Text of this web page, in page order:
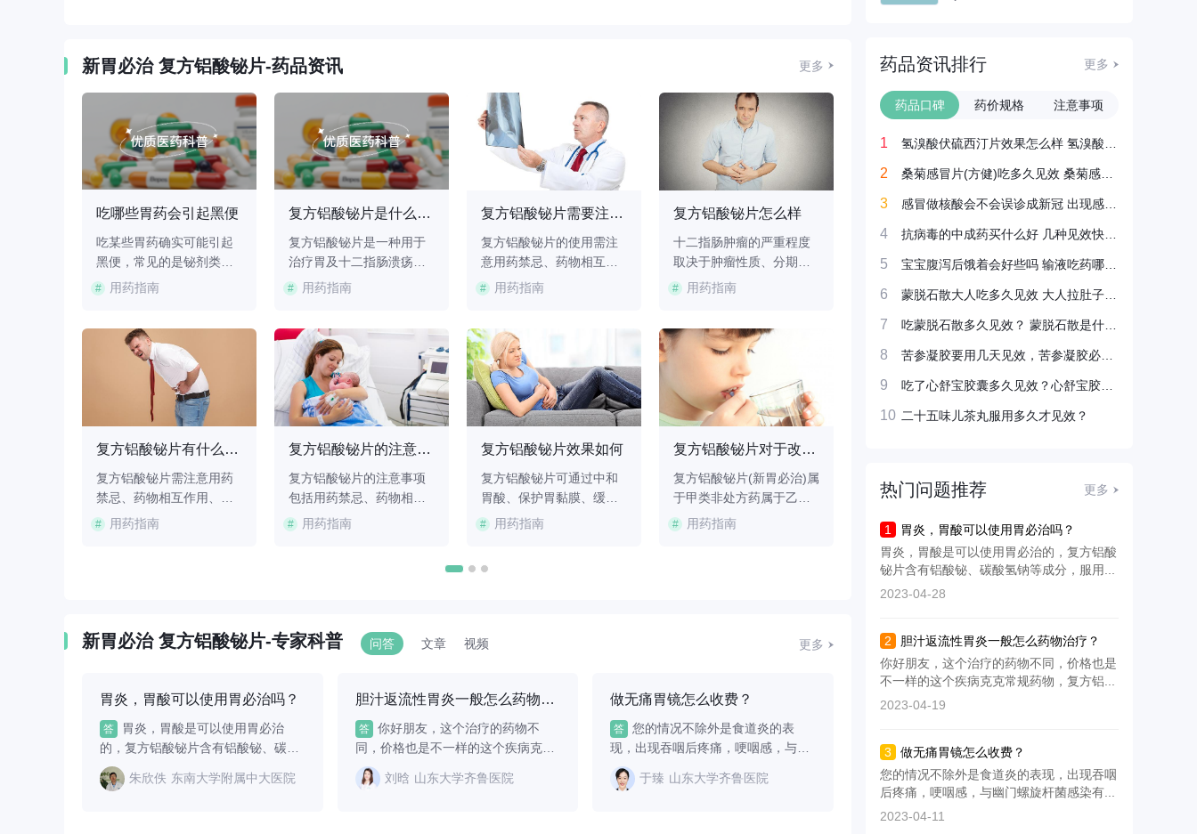
新胃必治 复方铝酸铋片-药品资讯 更多
吃哪些胃药会引起黑便
吃某些胃药确实可能引起
黑便，常见的是铋剂类药
物，如胶体果胶铋胶囊、
铋元素在肠道内与硫化物
结合，形成黑色的硫化
铋，随粪便排出，导致大
便变黑。这种情况属于正
常药物反应，通常无须过
囊胶体果胶铋胶囊是
# 用药指南
复方铝酸铋片是什么样的药啊
复方铝酸铋片是一种用于
治疗胃及十二指肠溃疡、
慢性胃炎等疾病的非处方
钠等，具有中和胃酸、保
护胃黏膜的作用。复方铝
酸铋片通过铝酸铋在胃壁
形成保护膜，减少胃酸对
溃疡面的刺激，同时重质
中和胃酸，缓解胃痛、
# 用药指南
复方铝酸铋片需要注意什么
复方铝酸铋片的使用需注
意用药禁忌、药物相互作
用、不良反应监测、特殊
者禁用该药物，铋剂可能
蓄积导致中毒。消化道出
血急性期禁用，颗粒剂可
能刺激创面。对铝、镁或
铋过敏者需避免使用，可
过敏反应。2、药
# 用药指南
复方铝酸铋片怎么样
十二指肠肿瘤的严重程度
取决于肿瘤性质、分期及
并发症情况，良性肿瘤预
估。十二指肠肿瘤分为良
性与恶性两类。良性肿瘤
如腺瘤、平滑肌瘤通常生
长缓慢，通过内镜切除后
复发率低。恶性肿瘤包括
等，腺癌五年生存率约3
# 用药指南
复方铝酸铋片有什么注意事项
复方铝酸铋片需注意用药
禁忌、药物相互作用、特
殊人群使用、不良反应监
者需严格禁用。用药前应
明确是否存在活动性胃溃
联用：避免与四
# 用药指南
复方铝酸铋片的注意事项有哪些
复方铝酸铋片的注意事项
包括用药禁忌、药物相互
作用、特殊人群使用、不
使用，可能出现皮疹或过
敏性休克。急性胃出血期
刺激创面。2、药
# 用药指南
复方铝酸铋片效果如何
复方铝酸铋片可通过中和
胃酸、保护胃黏膜、缓解
疼痛等方式改善消化系统
酸：复方铝酸铋片含铝酸
症状。其作用机制为物理
10-15分钟，持
# 用药指南
复方铝酸铋片对于改善慢性胃炎有作用吗 复方铝酸铋片的功效
复方铝酸铋片(新胃必治)属
于甲类非处方药属于乙类
非处方药，由哈药集团三
对于改善慢性胃炎有作用
并不了解，
# 用药指南
复方铝酸铋片鉴别方法是什么 复方铝酸铋片的作用是什么
复方铝酸铋片(新胃必治)属
于甲类非处方药属于乙类
精制药四厂有限公司研制
并生产，其对于用于缓解
灼热感(烧心)、反酸，也可
用于慢性胃炎。有良好的
鉴别方法是什么?复方铝酸
用药指南
复方铝酸铋片复方铝酸铋
片(新胃必治)属于甲类非
由哈药集团三精制药四厂
有限公司研制并生产，其
起的胃痛、胃灼热感(烧
心)、反酸，也可用于慢
么复方铝酸铋片是饭前服
# 用药指南
复方铝酸铋片复方铝酸铋
片(新胃必治)属于甲类非处
由哈药集团三精制药四厂
有限公司研制并生产，其
对于用于缓解胃酸过多引
起的胃痛、胃灼热感(烧
胃炎。有良好的效果。那
么复方铝酸铋片怎样吃?该
注意那些?复方铝酸铋片为
用药指南
片(新胃必治)属于甲类非
由哈药集团三精制药四厂
有限公司研制并生产，其
对于用于缓解胃酸过多引
胃炎。有良好的效果。那
么过敏体质者可以服用复
方铝酸铋片的吗?复方铝
#
新胃必治 复方铝酸铋片-专家科普 问答 文章 视频 更多
胃炎，胃酸可以使用胃必治吗？
答
胃炎，胃酸是可以使用胃必治
的，复方铝酸铋片含有铝酸铋、碳
酸...
朱欣佚 东南大学附属中大医院
胆汁返流性胃炎一般怎么药物治疗？
答
你好朋友，这个治疗的药物不
同，价格也是不一样的这个疾病克
克...
刘晗 山东大学齐鲁医院
做无痛胃镜怎么收费？
答
您的情况不除外是食道炎的表
现，出现吞咽后疼痛，哽咽感，与
幽...
于臻 山东大学齐鲁医院
药品资讯排行 更多
药品口碑 药价规格 注意事项
1 氢溴酸伏硫西汀片效果怎么样 氢溴酸伏硫西汀片吃多久见效
2 桑菊感冒片(方健)吃多久见效 桑菊感冒片一疗程是几天
3 感冒做核酸会不会误诊成新冠 出现感冒症状吃什么药见效快
4 抗病毒的中成药买什么好 几种见效快的抗新冠病毒中药
5 宝宝腹泻后饿着会好些吗 输液吃药哪种见效更快
6 蒙脱石散大人吃多久见效 大人拉肚子了怎么办好得快
7 吃蒙脱石散多久见效？ 蒙脱石散是什么类型的药物
8 苦参凝胶要用几天见效，苦参凝胶必须用满七天吗？
9 吃了心舒宝胶囊多久见效？心舒宝胶囊一个疗程多少天？
10 二十五味儿茶丸服用多久才见效？
热门问题推荐 更多
1
胃炎，胃酸可以使用胃必治吗？
胃炎，胃酸是可以使用胃必治的，复方铝酸
铋片含有铝酸铋、碳酸氢钠等成分，服用...
2023-04-28
2
胆汁返流性胃炎一般怎么药物治疗？
你好朋友，这个治疗的药物不同，价格也是
不一样的这个疾病克克常规药物，复方铝...
2023-04-19
3
做无痛胃镜怎么收费？
您的情况不除外是食道炎的表现，出现吞咽
后疼痛，哽咽感，与幽门螺旋杆菌感染有...
2023-04-11